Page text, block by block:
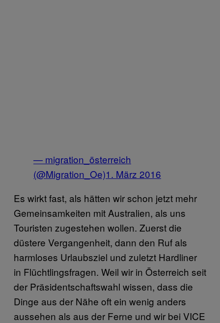
— migration_österreich
(@Migration_Oe)1. März 2016
Es wirkt fast, als hätten wir schon jetzt mehr
Gemeinsamkeiten mit Australien, als uns
Touristen zugestehen wollen. Zuerst die
düstere Vergangenheit, dann den Ruf als
harmloses Urlaubsziel und zuletzt Hardliner
in Flüchtlingsfragen. Weil wir in Österreich seit
der Präsidentschaftswahl wissen, dass die
Dinge aus der Nähe oft ein wenig anders
aussehen als aus der Ferne und wir bei VICE